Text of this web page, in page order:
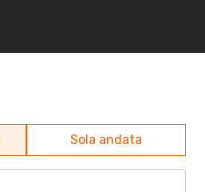
Sola andata